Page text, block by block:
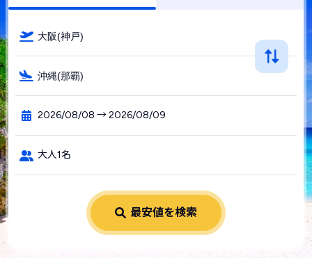
大阪(神戸)
沖縄(那覇)
2026/08/08 → 2026/08/09
大人1名
最安値を検索